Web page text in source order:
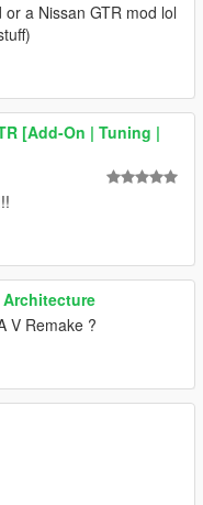
a Nissan GTR mod lol
[Add-On | Tuning |
V Remake ?